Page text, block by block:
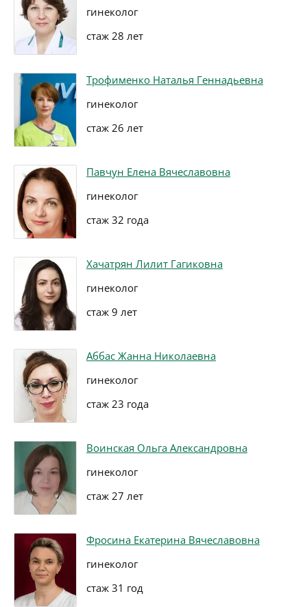
гинеколог
стаж 28 лет
Трофименко Наталья Геннадьевна
гинеколог
стаж 26 лет
Павчун Елена Вячеславовна
гинеколог
стаж 32 года
Хачатрян Лилит Гагиковна
гинеколог
стаж 9 лет
Аббас Жанна Николаевна
гинеколог
стаж 23 года
Воинская Ольга Александровна
гинеколог
стаж 27 лет
Фросина Екатерина Вячеславовна
гинеколог
стаж 31 год